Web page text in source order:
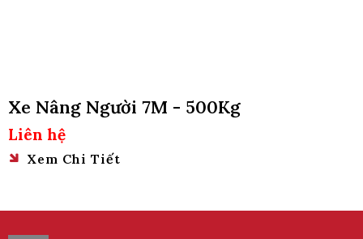
Xe Nâng Người 7M - 500Kg
Liên hệ
Xem Chi Tiết